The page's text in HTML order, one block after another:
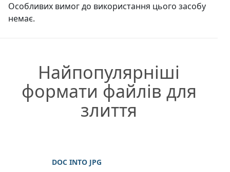
Особливих вимог до використання цього засобу
немає.
Найпопулярніші
формати файлів для
злиття
DOC INTO JPG